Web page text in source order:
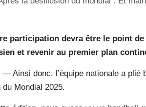
participation devra être le point
et revenir au premier plan
— Ainsi donc, l’équipe nationale a plié
du Mondial 2025.